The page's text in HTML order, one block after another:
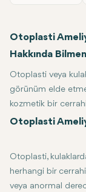
Otoplasti
Hakkında
Otoplasti veya
görünüm elde
kozmetik bir
konumu
girme nedenleri,
hakkında
Otoplasti
Otoplasti,
herhangi bir cerrahi
veya anormal